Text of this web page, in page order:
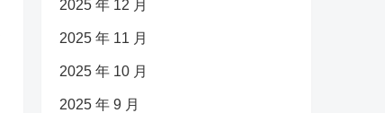
2025 年 12 月
2025 年 11 月
2025 年 10 月
2025 年 9 月